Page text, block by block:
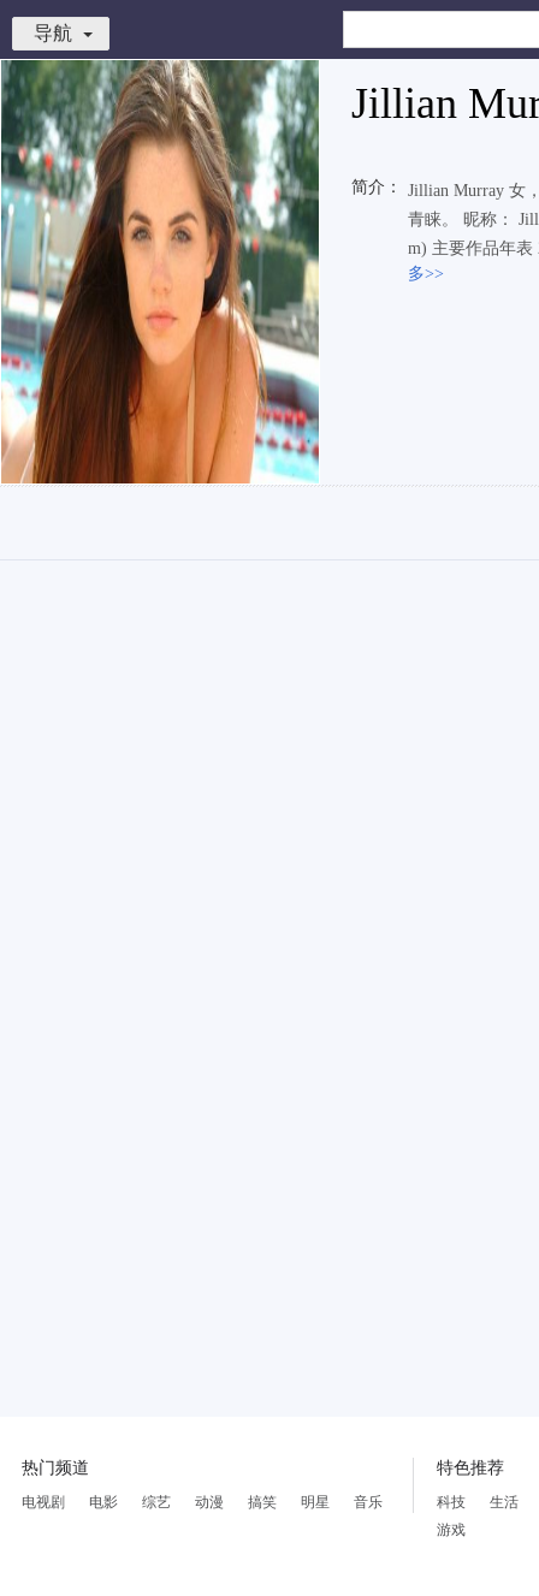
导航
Jillian
简介：
Jillian Murray 女
青睐。 昵称：
m) 主要作品年表
多>>
热门频道
电视剧 电影 综艺 动漫 搞笑 明星 音乐
特色推荐
科技
生活
游戏